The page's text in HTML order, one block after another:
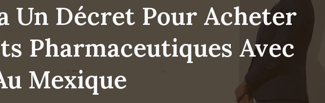
Un Décret Pour Acheter
Pharmaceutiques Avec
Mexique